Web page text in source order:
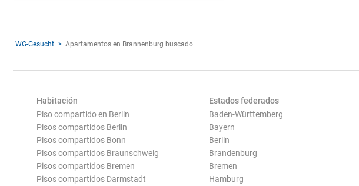
WG-Gesucht Apartamentos en Brannenburg buscado
Habitación
Piso compartido en Berlin
Pisos compartidos Berlin
Pisos compartidos Bonn
Pisos compartidos Braunschweig
Pisos compartidos Bremen
Pisos compartidos Darmstadt
Estados federados
Baden-Württemberg
Bayern
Berlin
Brandenburg
Bremen
Hamburg